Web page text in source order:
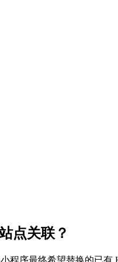
点关联？
程序最终希望替换的已